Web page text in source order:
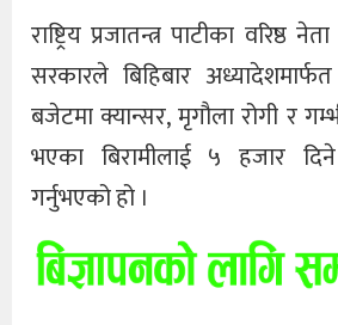
राष्ट्रिय प्रजातन्त्र पाटीका वरिष्ठ
सरकारले बिहिबार
बजेटमा क्यान्सर, मृगौला रोगी र
भएका बिरामीलाई ५ हजार
गर्नुभएको हो ।